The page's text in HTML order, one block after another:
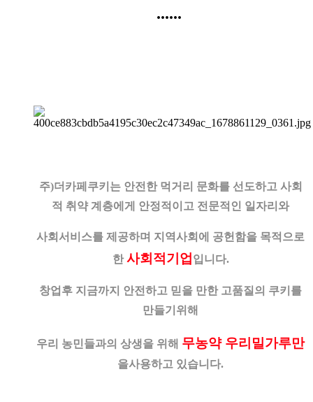
......
주)더카페쿠키는 안전한 먹거리 문화를 선도하고 사회
적 취약 계층에게 안정적이고 전문적인 일자리와
사회서비스를 제공하며 지역사회에 공헌함을 목적으로
한사회적기업 입니다.
창업후 지금까지 안전하고 믿을 만한 고품질의 쿠키를
만들기위해
우리 농민들과의 상생을 위해 무농약 우리밀가루만
을사용하고 있습니다.